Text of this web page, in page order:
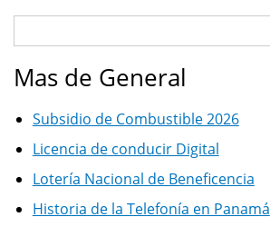
Mas de General
Subsidio de Combustible 2026
Licencia de conducir Digital
Lotería Nacional de Beneficencia
Historia de la Telefonía en Panamá